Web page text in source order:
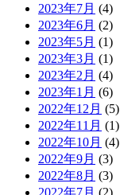
2023年7月 (4)
2023年6月 (2)
2023年5月 (1)
2023年3月 (1)
2023年2月 (4)
2023年1月 (6)
2022年12月 (5)
2022年11月 (1)
2022年10月 (4)
2022年9月 (3)
2022年8月 (3)
2022年7月 (2)